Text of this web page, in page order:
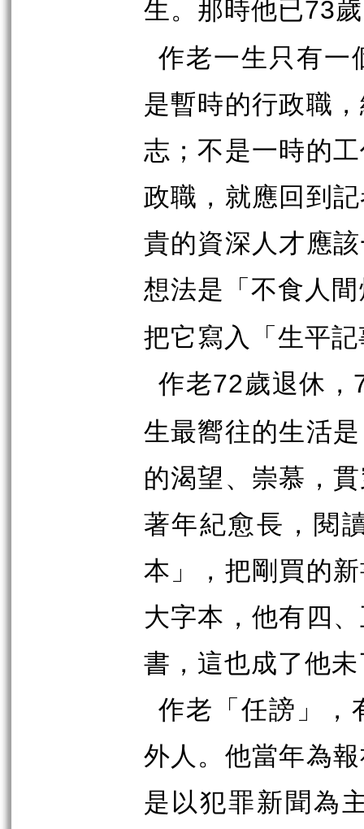
生。那時他已73
作老一生只有一
是暫時的行政職
志；不是一時的
政職，就應回到
貴的資深人才應
想法是「不食人
把它寫入「生平
作老72歲退休，
生最嚮往的生活
的渴望、崇慕，
著年紀愈長，閱
本」，把剛買的
大字本，他有四
書，這也成了他
作老「任謗」，
外人。他當年為
是以犯罪新聞為